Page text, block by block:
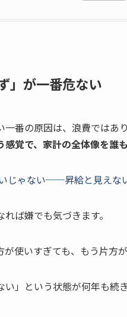
」が一番危ない
番の原因は、浪費ではあり
感覚で、家計の全体像を誰
じゃない──昇給と見えな
ば嫌でも気づきます。
使いすぎても、もう片方
」という状態が何年も続き